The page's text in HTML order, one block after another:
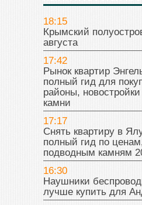
18:15
Крымский
августа
17:42
Рынок квартир
полный гид для
районы,
камни
17:17
Снять квартиру в
полный гид по
подводным камням
16:30
Наушники
лучше купить для